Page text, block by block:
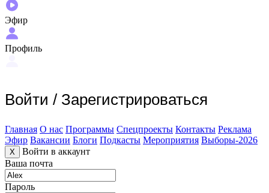
Эфир
Профиль
Войти / Зарегистрироваться
Главная О нас Программы Спецпроекты Контакты Реклама
Эфир Вакансии Блоги Подкасты Мероприятия Выборы-2026
X
Войти в аккаунт
Ваша почта
Пароль